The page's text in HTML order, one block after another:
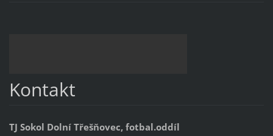
Kontakt
TJ Sokol Dolní Třešňovec, fotbal.oddíl